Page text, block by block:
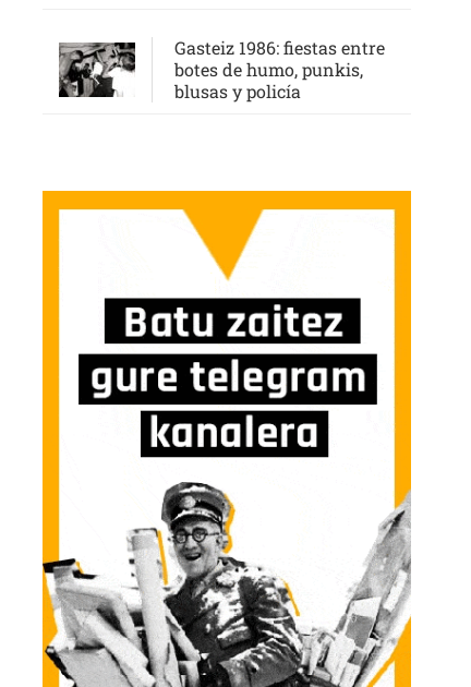
Gasteiz 1986: fiestas entre
botes de humo, punkis,
blusas y policía